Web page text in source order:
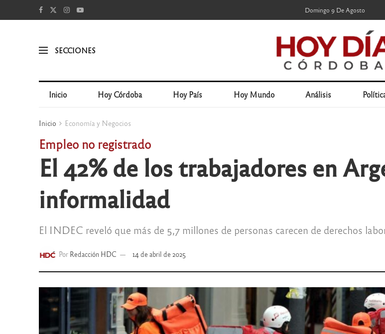
Domingo 9 De Agosto
SECCIONES
Inicio Hoy Córdoba Hoy País Hoy Mundo Análisis
Inicio Economía y Negocios
Empleo no registrado
El 42% de los trabajadores en
informalidad
El INDEC reveló que más de 5,7 millones de personas carecen de derechos
Por Redacción HDC 14 de abril de 2025